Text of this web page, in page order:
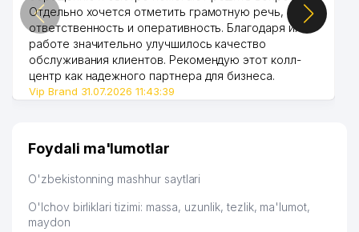
45 PROSPERO XUSUSIY KORXONASI 256 м
46 FAMILY DENTAL MChJ
47
ENGLISH PLAY GROUND O'QUV
MARKAZI
49
TOSHKENT SHAHAR SUVTA'MINOTI
50 MAKS GRAFIKA MChJ
Отдельно хочется отметить грамотную речь,
ответственность и оперативность. Благодаря их
работе значительно улучшилось качество
обслуживания клиентов. Рекомендую этот колл-
центр как надежного партнера для бизнеса.
Vip Brand 31.07.2026 11:43:39
Foydali ma'lumotlar
O'zbekistonning mashhur saytlari
O'lchov birliklari tizimi: massa, uzunlik, tezlik, ma'lumot,
maydon